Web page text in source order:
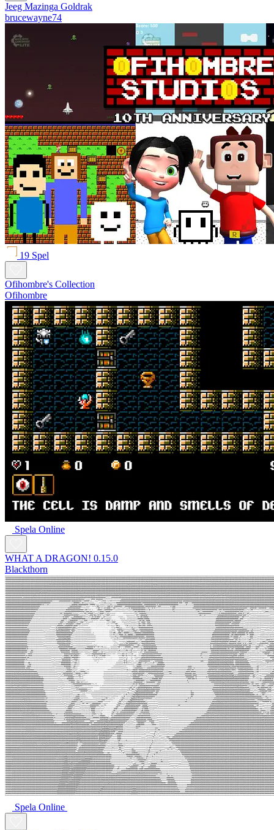
Jeeg Mazinga Goldrak
brucewayne74
19 Spel
Ofihombre's Collection
Ofihombre
Spela Online
WHAT A DRAGON! 0.15.0
Blackthorn
Spela Online